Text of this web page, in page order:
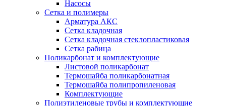
Насосы
Сетка и полимеры
Арматура АКС
Сетка кладочная
Сетка кладочная стеклопластиковая
Сетка рабица
Поликарбонат и комплектующие
Листовой поликарбонат
Термошайба поликарбонатная
Термошайба полипропиленовая
Комплектующие
Полиэтиленовые трубы и комплектующие